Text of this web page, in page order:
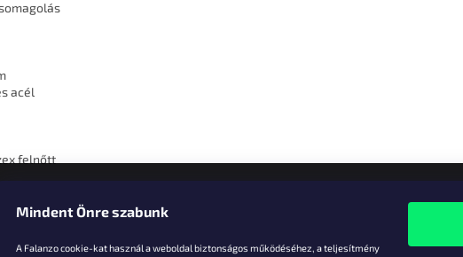
Mindent Önre szabunk
A Falanzo cookie-kat használ a weboldal biztonságos működéséhez, a teljesítmény
acél
felnőtt